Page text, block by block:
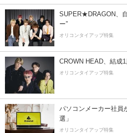
SUPER★DRAGON、
ー”
オリコンタイアップ特集
CROWN HEAD、結成
オリコンタイアップ特集
パソコンメーカー社員
選」
オリコンタイアップ特集